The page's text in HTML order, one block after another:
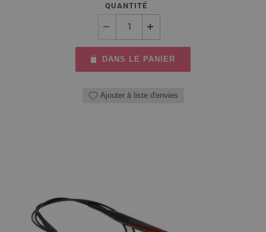
QUANTITÉ
DANS LE PANIER
Ajouter à liste d'envies